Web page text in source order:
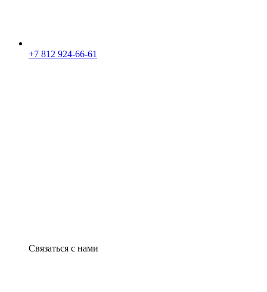
+7 812 924-66-61
Связаться с нами